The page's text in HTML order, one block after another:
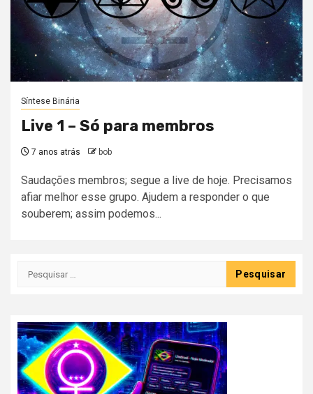
Síntese Binária
Live 1 – Só para membros
7 anos atrás bob
Saudações membros; segue a live de hoje. Precisamos
afiar melhor esse grupo. Ajudem a responder o que
souberem; assim podemos...
Pesquisar